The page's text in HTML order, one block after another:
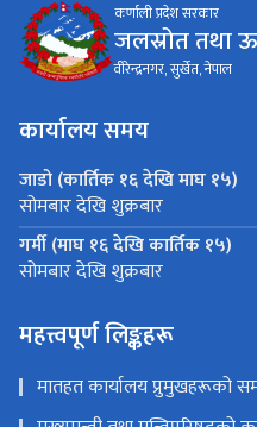
कर्णाली प्रदेश सरकार
जलस्रोत तथा
वीरेन्द्रनगर, सुर्खेत, नेपाल
कार्यालय समय
जाडो (कार्तिक १६ देखि माघ १५)
सोमबार देखि शुक्रबार
गर्मी (माघ १६ देखि कार्तिक १५)
सोमबार देखि शुक्रबार
महत्त्वपूर्ण लिङ्कहरू
मातहत कार्यालय प्रुमुखहरूको